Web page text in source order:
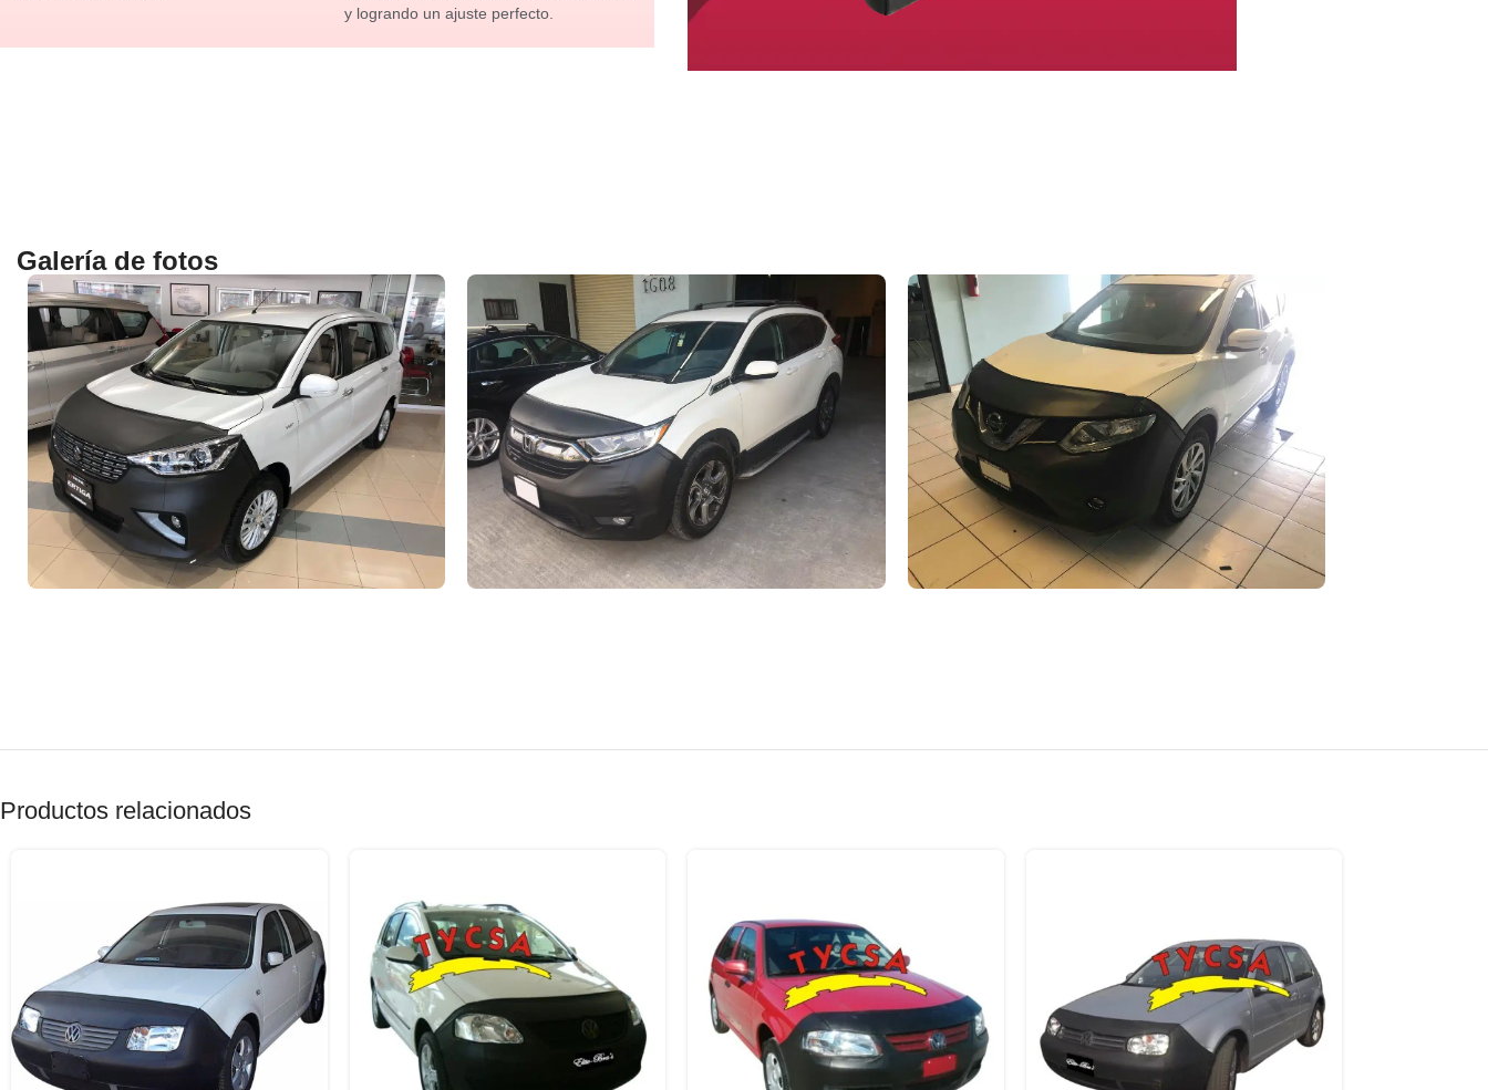
y logrando un ajuste perfecto.
Galería de fotos
Productos relacionados